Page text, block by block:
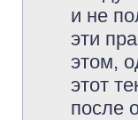
и не
эти
этом,
этот
после